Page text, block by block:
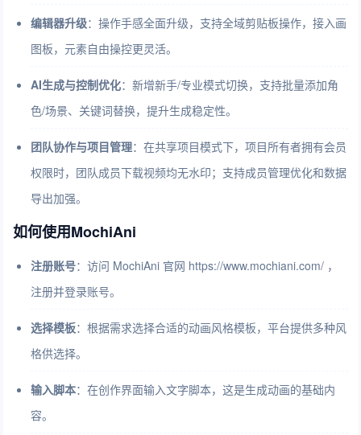
编辑器升级：操作手感全面升级，支持全域剪贴板操作，接入画
图板，元素自由操控更灵活。
AI生成与控制优化：新增新手/专业模式切换，支持批量添加角
色/场景、关键词替换，提升生成稳定性。
团队协作与项目管理：在共享项目模式下，项目所有者拥有会员
权限时，团队成员下载视频均无水印；支持成员管理优化和数据
导出加强。
如何使用MochiAni
注册账号：访问 MochiAni 官网 https://www.mochiani.com/ ，
注册并登录账号。
选择模板：根据需求选择合适的动画风格模板，平台提供多种风
格供选择。
输入脚本：在创作界面输入文字脚本，这是生成动画的基础内
容。